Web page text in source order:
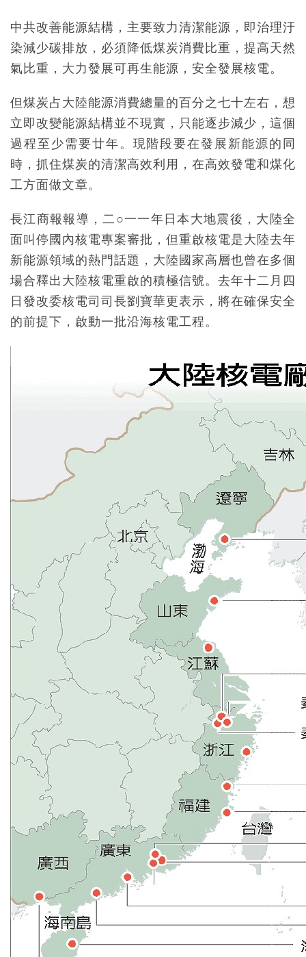
中共改善能源結構，主要致力清潔能源，即治理汙
染減少碳排放，必須降低煤炭消費比重，提高天然
氣比重，大力發展可再生能源，安全發展核電。
但煤炭占大陸能源消費總量的百分之七十左右，想
立即改變能源結構並不現實，只能逐步減少，這個
過程至少需要廿年。現階段要在發展新能源的同
時，抓住煤炭的清潔高效利用，在高效發電和煤化
工方面做文章。
長江商報報導，二○一一年日本大地震後，大陸全
面叫停國內核電專案審批，但重啟核電是大陸去年
新能源領域的熱門話題，大陸國家高層也曾在多個
場合釋出大陸核電重啟的積極信號。去年十二月四
日發改委核電司司長劉寶華更表示，將在確保安全
的前提下，啟動一批沿海核電工程。